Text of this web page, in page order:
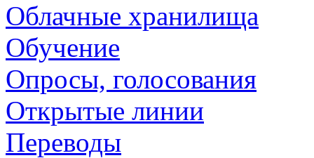
Облачные хранилища
Обучение
Опросы, голосования
Открытые линии
Переводы